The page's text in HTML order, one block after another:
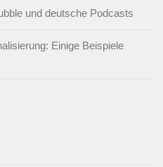
und deutsche Podcasts
Einige Beispiele